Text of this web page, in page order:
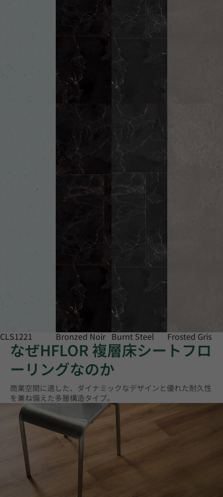
CLS1221 Bronzed Noir Burnt Steel Frosted Gris
なぜHFLOR 複層床シートフロ
ーリングなのか
商業空間に適した、ダイナミックなデザインと優れた耐久性
を兼ね備えた多層構造タイプ。